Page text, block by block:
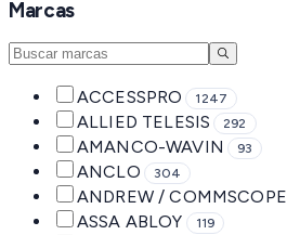
Marcas
ACCESSPRO 1247
ALLIED TELESIS 292
AMANCO-WAVIN 93
ANCLO 304
ANDREW / COMMSCOPE
ASSA ABLOY 119